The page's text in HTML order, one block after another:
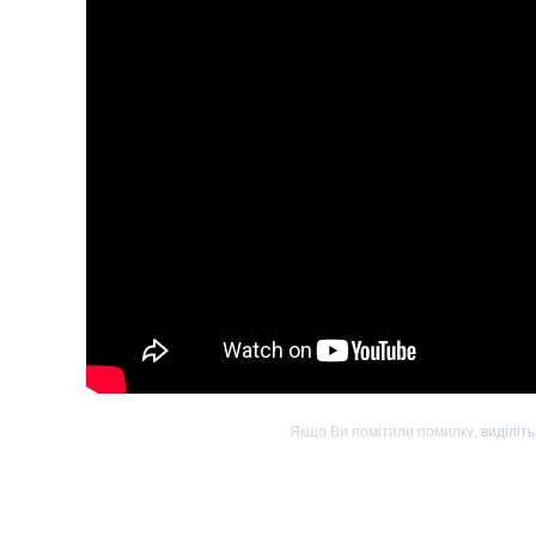
Якщо Ви помітили помилку,